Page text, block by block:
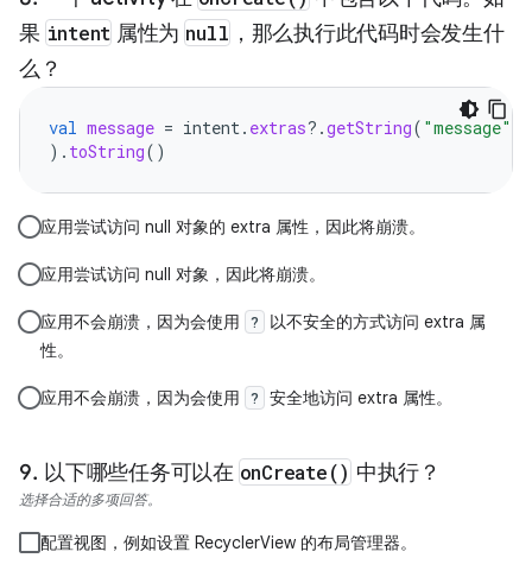
果 intent 属性为 null ，那么执行此代码时会发生什
么？
val message = intent. extras?.getString( "message"
). toString()
应用尝试访问 null 对象的 extra 属性，因此将崩溃。
应用尝试访问 null 对象，因此将崩溃。
应用不会崩溃，因为会使用 ?
以不安全的方式访问 extra 属
性。
应用不会崩溃，因为会使用 ? 安全地访问 extra 属性。
以下哪些任务可以在 onCreate() 中执行？
选择合适的多项回答。
配置视图，例如设置 RecyclerView 的布局管理器。